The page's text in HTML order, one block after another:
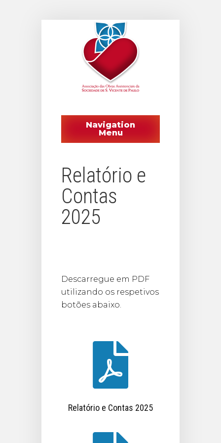
Navigation
Menu
Relatório e
Contas
2025
Descarregue em PDF
utilizando os respetivos
botões abaixo.

Relatório e Contas 2025